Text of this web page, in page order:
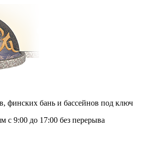
финских бань и бассейнов под ключ
с 9:00 до 17:00 без перерыва